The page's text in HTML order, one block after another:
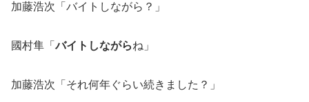
加藤浩次「バイトしながら？」
國村隼「バイトしながらね」
加藤浩次「それ何年ぐらい続きました？」